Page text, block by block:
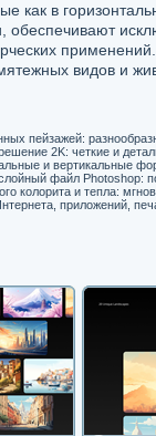
как в
обеспечивают
видов и
пейзажей:
2K: четкие и
и вертикальные
файл Photoshop:
колорита и тепла:
приложений,